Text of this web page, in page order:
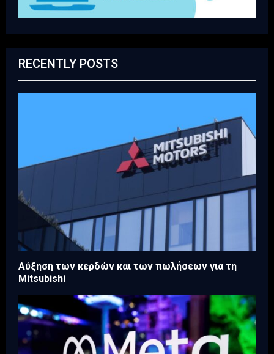
RECENTLY POSTS
Aύξηση των κερδών και των πωλήσεων για τη
Mitsubishi